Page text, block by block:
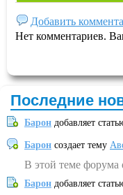
Добавить
Нет комментариев.
Последние
Барон добавляет
Барон создает тему
В этой теме форума
Барон добавляет